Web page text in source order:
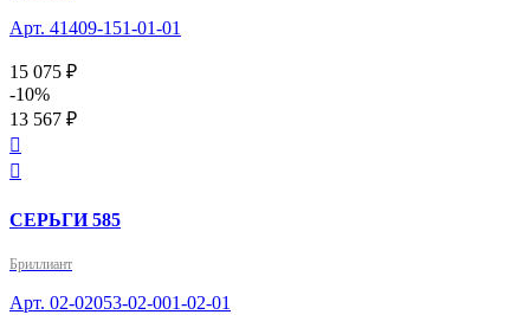
Арт. 41409-151-01-01
15 075 ₽
-10%
13 567 ₽


СЕРЬГИ 585
Бриллиант
Арт. 02-02053-02-001-02-01